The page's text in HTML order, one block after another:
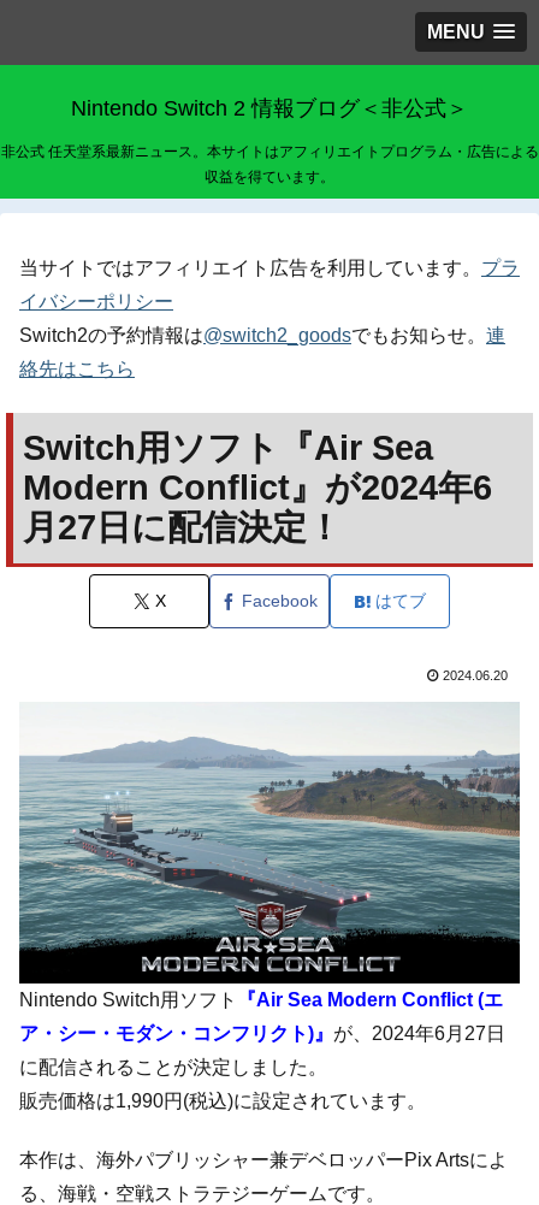
MENU
Nintendo Switch 2 情報ブログ＜非公式＞
非公式 任天堂系最新ニュース。本サイトはアフィリエイトプログラム・広告による
収益を得ています。
当サイトではアフィリエイト広告を利用しています。 プラ
イバシーポリシー
Switch2の予約情報は@switch2_goodsでもお知らせ。 連
絡先はこちら
Switch用ソフト『Air Sea
Modern Conflict』が2024年6
月27日に配信決定！
X Facebook はてブ
2024.06.20
Nintendo Switch用ソフト
『Air Sea Modern Conflict (エ
ア・シー・モダン・コンフリクト)』 が、2024年6月27日
に配信されることが決定しました。
販売価格は1,990円(税込)に設定されています。
本作は、海外パブリッシャー兼デベロッパーPix Artsによ
る、海戦・空戦ストラテジーゲームです。